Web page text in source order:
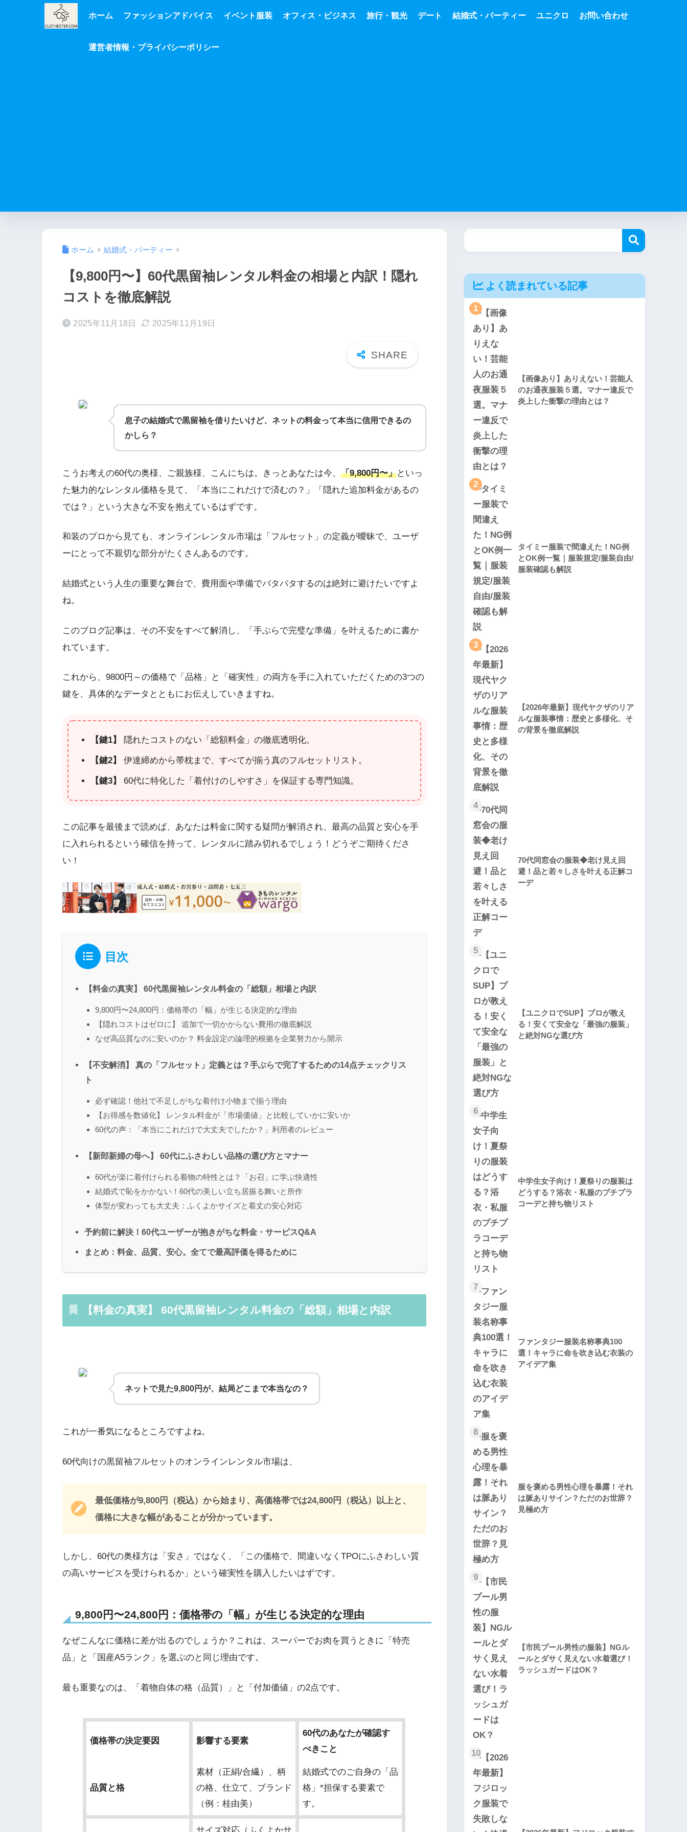
ホーム ファッションアドバイス イベント服装 オフィス・ビジネス 旅行・観光 デート 結婚式・パーティー ユニクロ お問い合わせ
運営者情報・プライバシーポリシー
ホーム 結婚式・パーティー
【9,800円〜】60代黒留袖レンタル料金の相場と内訳！隠れ
コストを徹底解説
2025年11月18日 2025年11月19日
息子の結婚式で黒留袖を借りたいけど、ネットの料金って本当に信用できるの
かしら？
こうお考えの60代の奥様、ご親族様、こんにちは。きっとあなたは今、 「9,800円〜」といっ
た魅力的なレンタル価格を見て、「本当にこれだけで済むの？」「隠れた追加料金があるの
では？」という大きな不安を抱えているはずです。
和装のプロから見ても、オンラインレンタル市場は「フルセット」の定義が曖昧で、ユーザ
ーにとって不親切な部分がたくさんあるのです。
結婚式という人生の重要な舞台で、費用面や準備でバタバタするのは絶対に避けたいですよ
ね。
このブログ記事は、その不安をすべて解消し、「手ぶらで完璧な準備」を叶えるために書か
れています。
これから、9800円～の価格で「品格」と「確実性」の両方を手に入れていただくための3つの
鍵を、具体的なデータとともにお伝えしていきますね。
【鍵1】 隠れたコストのない「総額料金」の徹底透明化。
【鍵2】 伊達締めから帯枕まで、すべてが揃う真のフルセットリスト。
【鍵3】 60代に特化した「着付けのしやすさ」を保証する専門知識。
この記事を最後まで読めば、あなたは料金に関する疑問が解消され、最高の品質と安心を手
に入れられるという確信を持って、レンタルに踏み切れるでしょう！どうぞご期待くださ
い！
目次
【料金の真実】 60代黒留袖レンタル料金の「総額」相場と内訳
9,800円〜24,800円：価格帯の「幅」が生じる決定的な理由
【隠れコストはゼロに】 追加で一切かからない費用の徹底解説
なぜ高品質なのに安いのか？ 料金設定の論理的根拠を企業努力から開示
【不安解消】 真の「フルセット」定義とは？手ぶらで完了するための14点チェックリス
ト
必ず確認！他社で不足しがちな着付け小物まで揃う理由
【お得感を数値化】 レンタル料金が「市場価値」と比較していかに安いか
60代の声：「本当にこれだけで大丈夫でしたか？」利用者のレビュー
【新郎新婦の母へ】 60代にふさわしい品格の選び方とマナー
60代が楽に着付けられる着物の特性とは？「お召」に学ぶ快適性
結婚式で恥をかかない！60代の美しい立ち居振る舞いと所作
体型が変わっても大丈夫：ふくよかサイズと着丈の安心対応
予約前に解決！60代ユーザーが抱きがちな料金・サービスQ&A
まとめ：料金、品質、安心。全てで最高評価を得るために
【料金の真実】 60代黒留袖レンタル料金の「総額」相場と内訳
ネットで見た9,800円が、結局どこまで本当なの？
これが一番気になるところですよね。
60代向けの黒留袖フルセットのオンラインレンタル市場は、
最低価格が9,800円（税込）から始まり、高価格帯では24,800円（税込）以上と、
価格に大きな幅があることが分かっています。
しかし、60代の奥様方は「安さ」ではなく、「この価格で、間違いなくTPOにふさわしい質
の高いサービスを受けられるか」という確実性を購入したいはずです。
9,800円〜24,800円 ：価格帯の「幅」が生じる決定的な理由
なぜこんなに価格に差が出るのでしょうか？これは、スーパーでお肉を買うときに「特売
品」と「国産A5ランク」を選ぶのと同じ理由です。
最も重要なのは、「着物自体の格（品質）」と「付加価値」の2点です。
価格帯の決定要因 影響する要素
60代のあなたが確認す
べきこと
品質と格
素材（正絹/合繊）、柄
の格、仕立て、ブランド
（例：桂由美）
結婚式でのご自身の「品
格」*担保する要素で
す。
よく読まれている記事
1
【画像あり】ありえない！芸能人
のお通夜服装５選。マナー違反で
炎上した衝撃の理由とは？
2
タイミー服装で間違えた！NG例
とOK例一覧｜服装規定/服装自由/
服装確認も解説
3
【2026年最新】現代ヤクザのリア
ルな服装事情：歴史と多様化、そ
の背景を徹底解説
4
70代同窓会の服装◆老け見え回
避！品と若々しさを叶える正解コ
ーデ
5
【ユニクロでSUP】プロが教え
る！安くて安全な「最強の服装」
と絶対NGな選び方
6
中学生女子向け！夏祭りの服装は
どうする？浴衣・私服のプチプラ
コーデと持ち物リスト
7
ファンタジー服装名称事典100
選！キャラに命を吹き込む衣装の
アイデア集
8
服を褒める男性心理を暴露！それ
は脈ありサイン？ただのお世辞？
見極め方
9
【市民プール男性の服装】NGル
ールとダサく見えない水着選び！
ラッシュガードはOK？
10